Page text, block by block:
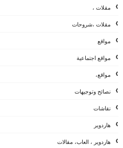
مقلات ،
مقلات ،شروحات
مواقع
مواقع اجتماعية
مواقع،
نصائح وتوجيهات
نقاشات
هاردوير
هاردوير ، العاب، مقالات